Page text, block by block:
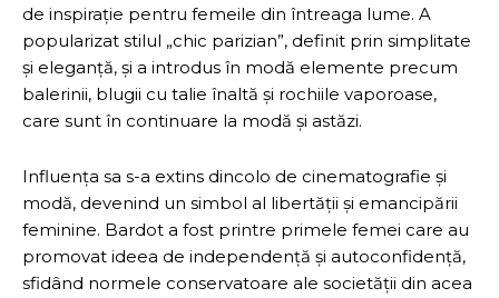
de inspirație pentru femeile din întreaga lume. A
popularizat stilul „chic parizian”, definit prin simplitate
și eleganță, și a introdus în modă elemente precum
balerinii, blugii cu talie înaltă și rochiile vaporoase,
care sunt în continuare la modă și astăzi.
Influența sa s-a extins dincolo de cinematografie și
modă, devenind un simbol al libertății și emancipării
feminine. Bardot a fost printre primele femei care au
promovat ideea de independență și autoconfidență,
sfidând normele conservatoare ale societății din acea